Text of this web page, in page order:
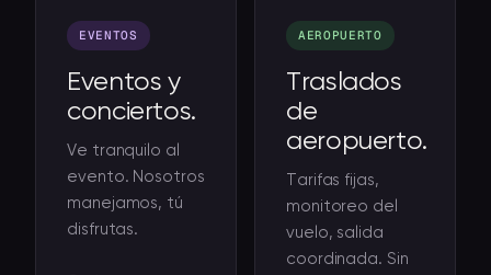
EVENTOS
Eventos y
conciertos.
Ve tranquilo al
evento. Nosotros
manejamos, tú
disfrutas.
AEROPUERTO
Traslados
de
aeropuerto.
Tarifas fijas,
monitoreo del
vuelo, salida
coordinada. Sin